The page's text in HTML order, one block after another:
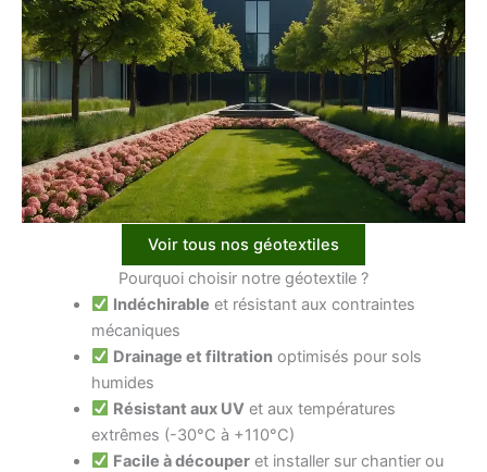
Voir tous nos géotextiles
Pourquoi choisir notre géotextile ?
Indéchirable et résistant aux contraintes
mécaniques
Drainage et filtration optimisés pour sols
humides
Résistant aux UV et aux températures
extrêmes (-30°C à +110°C)
Facile à découper et installer sur chantier ou